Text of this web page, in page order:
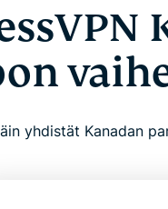
yhdistät Kanadan